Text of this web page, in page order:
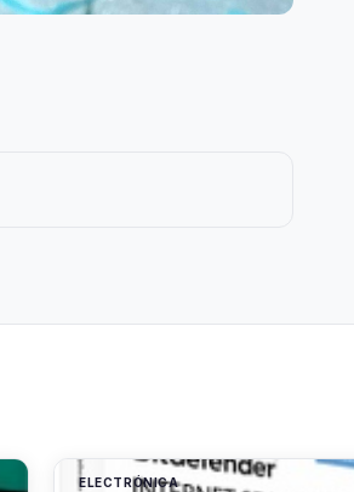
ELECTRÓNICA